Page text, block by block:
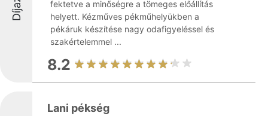
fektetve a minőségre a tömeges előállítás
helyett. Kézműves pékműhelyükben a
pékáruk készítése nagy odafigyeléssel és
szakértelemmel ...
8.2
Lani pékség